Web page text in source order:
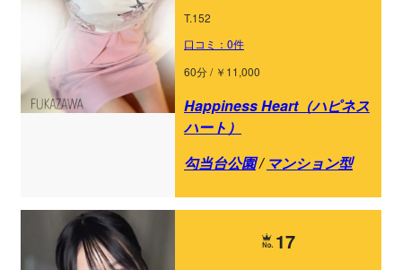
T.152
口コミ：0件
60分 / ￥11,000
Happiness Heart（ハピネス
ハート）
勾当台公園/ マンション型
17